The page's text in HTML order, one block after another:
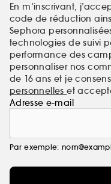
En m’inscrivant,
code de réduction
Sephora
technologies de suivi
performance des
personnaliser nos
de 16 ans et je
personnelleset
Adresse e-mail
Par exemple: